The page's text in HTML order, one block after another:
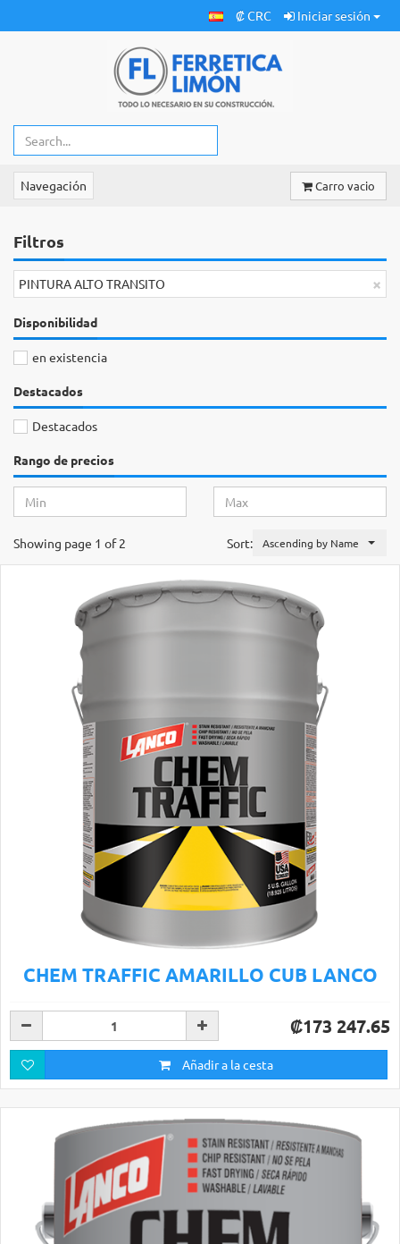
₡ CRC Iniciar sesión
Navegación Carro vacio
Filtros
×
PINTURA ALTO TRANSITO
Disponibilidad
en existencia
Destacados
Destacados
Rango de precios
Sort: Ascending by Name
Showing page 1 of 2
CHEM TRAFFIC AMARILLO CUB LANCO
₡173 247.65
Añadir a la cesta